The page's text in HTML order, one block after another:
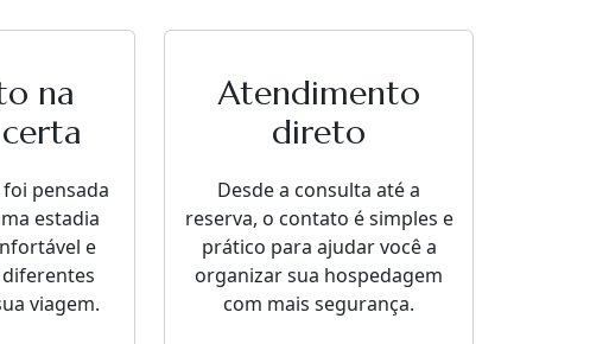
na
pensada
estadia
e
viagem.
Atendimento
direto
Desde a consulta até a
reserva, o contato é simples e
prático para ajudar você a
organizar sua hospedagem
com mais segurança.